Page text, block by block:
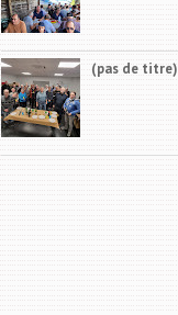
(pas de titre)